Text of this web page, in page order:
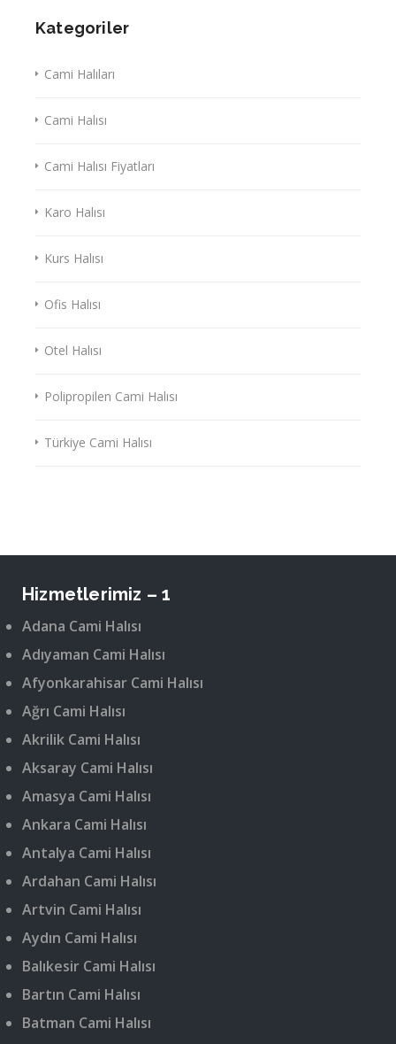
Kategoriler
Cami Halıları
Cami Halısı
Cami Halısı Fiyatları
Karo Halısı
Kurs Halısı
Ofis Halısı
Otel Halısı
Polipropilen Cami Halısı
Türkiye Cami Halısı
Hizmetlerimiz – 1
Adana Cami Halısı
Adıyaman Cami Halısı
Afyonkarahisar Cami Halısı
Ağrı Cami Halısı
Akrilik Cami Halısı
Aksaray Cami Halısı
Amasya Cami Halısı
Ankara Cami Halısı
Antalya Cami Halısı
Ardahan Cami Halısı
Artvin Cami Halısı
Aydın Cami Halısı
Balıkesir Cami Halısı
Bartın Cami Halısı
Batman Cami Halısı